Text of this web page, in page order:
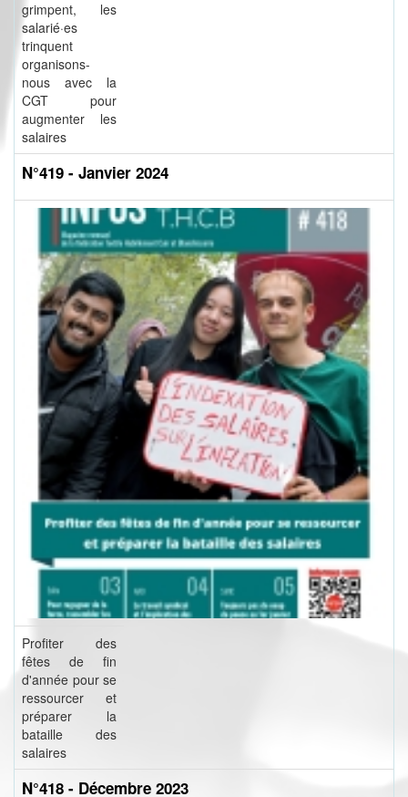
grimpent, les
salarié·es
trinquent
organisons-
nous avec la
CGT pour
augmenter les
salaires
N°419 - Janvier 2024
Profiter des
fêtes de fin
d'année pour se
ressourcer et
préparer la
bataille des
salaires
N°418 - Décembre 2023